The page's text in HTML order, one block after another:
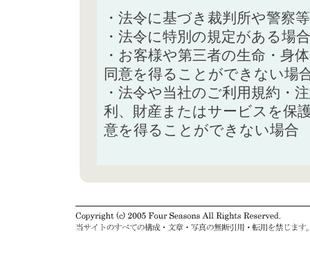
・法令に基づき裁判所や警察
・法令に特別の規定がある場合
・お客様や第三者の生命・身
同意を得ることができない場
・法令や当社のご利用規約・
利、財産またはサービスを保
意を得ることができない場合